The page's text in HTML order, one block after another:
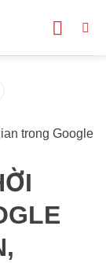
trong Google